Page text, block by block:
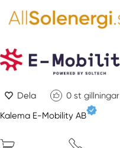
Dela 0 st gillningar
Kalema E-Mobility AB